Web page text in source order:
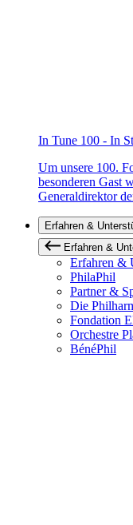
In Tune 100 - In
Um unsere 100.
besonderen Gast
Generaldirektor
Erfahren &
Erfahren &
Erfahren &
PhilaPhil
Partner &
Die
Fondation
Orchestre
BénéPhil